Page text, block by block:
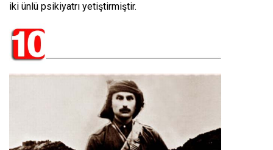
iki ünlü psikiyatrı yetiştirmiştir.